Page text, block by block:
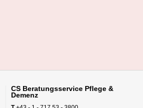
CS Beratungsservice Pflege &
Demenz